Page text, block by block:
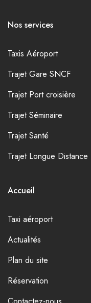
Nos services
Taxis Aéroport
Trajet Gare SNCF
Trajet Port croisière
Trajet Séminaire
Trajet Santé
Trajet Longue Distance
Accueil
Taxi aéroport
Actualités
Plan du site
Réservation